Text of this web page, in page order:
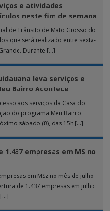
e atividades
neste fim de semana
de Trânsito de Mato Grosso do
que será realizado entre sexta-
Durante […]
leva serviços e
Bairro Acontece
aos serviços da Casa do
do programa Meu Bairro
sábado (8), das 15h […]
empresas em MS no
em MSz no mês de julho
de 1.437 empresas em julho
[…]